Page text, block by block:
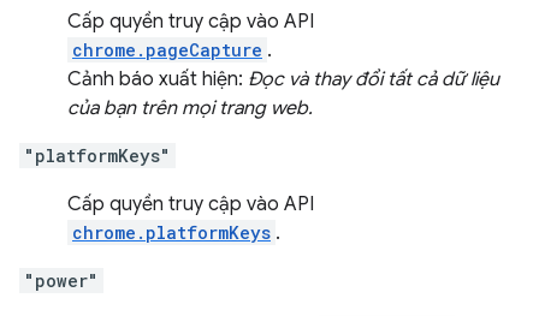
Cấp quyền truy cập vào API
chrome.pageCapture .
Cảnh báo xuất hiện: Đọc và thay đổi tất cả dữ liệu
của bạn trên mọi trang web.
"platformKeys"
Cấp quyền truy cập vào API
chrome.platformKeys .
"power"